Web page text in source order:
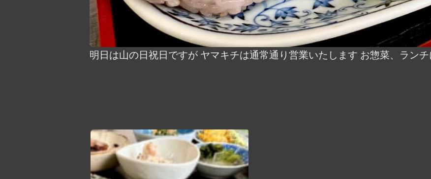
明日は山の日祝日ですが ヤマキチは通常通り営業いたします お惣菜、ラン